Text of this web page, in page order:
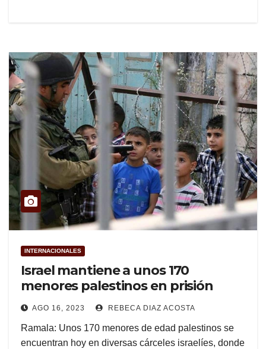
INTERNACIONALES
Israel mantiene a unos 170
menores palestinos en prisión
AGO 16, 2023 REBECA DIAZ ACOSTA
Ramala: Unos 170 menores de edad palestinos se
encuentran hoy en diversas cárceles israelíes, donde